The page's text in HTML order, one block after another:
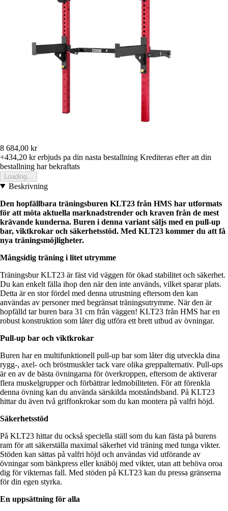
8 684,00 kr
+434,20 krerbjuds pa din nasta bestallning Krediteras efter att din
bestallning har bekraftats
Loading...
Beskrivning
Den hopfällbara träningsburen KLT23 från HMS har utformats
för att möta aktuella marknadstrender och kraven från de mest
krävande kunderna. Buren i denna variant säljs med en pull-up
bar, viktkrokar och säkerhetsstöd. Med KLT23 kommer du att få
nya träningsmöjligheter.
Mångsidig träning i litet utrymme
Träningsbur KLT23 är fäst vid väggen för ökad stabilitet och säkerhet.
Du kan enkelt fälla ihop den när den inte används, vilket sparar plats.
Detta är en stor fördel med denna utrustning eftersom den kan
användas av personer med begränsat träningsutrymme. När den är
hopfälld tar buren bara 31 cm från väggen! KLT23 från HMS har en
robust konstruktion som låter dig utföra ett brett utbud av övningar.
Pull-up bar och viktkrokar
Buren har en multifunktionell pull-up bar som låter dig utveckla dina
rygg-, axel- och bröstmuskler tack vare olika greppalternativ. Pull-ups
är en av de bästa övningarna för överkroppen, eftersom de aktiverar
flera muskelgrupper och förbättrar ledmobiliteten. För att förenkla
denna övning kan du använda särskilda motståndsband. På KLT23
hittar du även två griffonkrokar som du kan montera på valfri höjd.
Säkerhetsstöd
På KLT23 hittar du också speciella ställ som du kan fästa på burens
ram för att säkerställa maximal säkerhet vid träning med tunga vikter.
Stöden kan sättas på valfri höjd och användas vid utförande av
övningar som bänkpress eller knäböj med vikter, utan att behöva oroa
dig för vikternas fall. Med stöden på KLT23 kan du pressa gränserna
för din egen styrka.
En uppsättning för alla